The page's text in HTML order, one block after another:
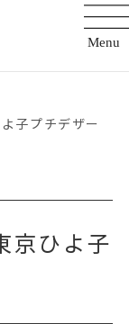
子プチデザー
京ひよ子